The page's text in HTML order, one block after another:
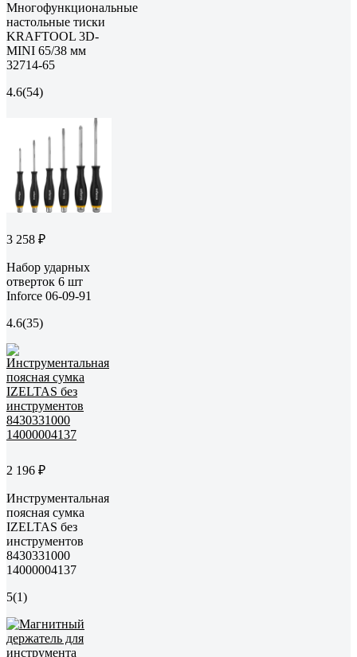
Многофункциональные
настольные тиски
KRAFTOOL 3D-
MINI 65/38 мм
32714-65
4.6(54)
3 258 ₽
Набор ударных
отверток 6 шт
Inforce 06-09-91
4.6(35)
2 196 ₽
Инструментальная
поясная сумка
IZELTAS без
инструментов
8430331000
14000004137
5(1)